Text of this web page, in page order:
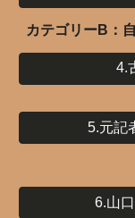
カテゴリーB：
4.
5.元記
6.山